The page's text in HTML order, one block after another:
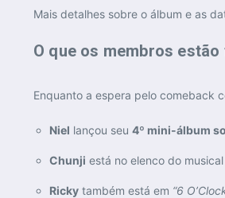
Mais detalhes sobre o álbum e as
O que os membros
Enquanto a espera pelo comeback
Niel lançou seu 4º mini-álbum
Chunji está no elenco do musical
Ricky também está em “6